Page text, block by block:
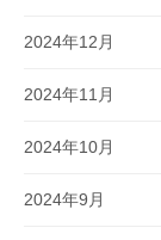
2024年12月
2024年11月
2024年10月
2024年9月